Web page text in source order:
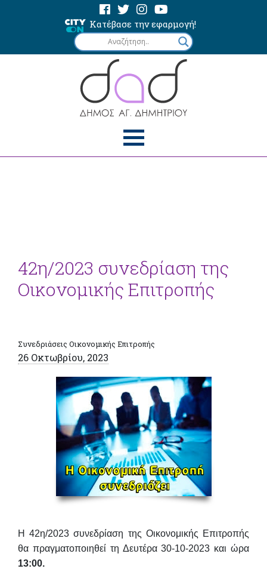
Κατέβασε την εφαρμογή!
42η/2023 συνεδρίαση της
Οικονομικής Επιτροπής
Συνεδριάσεις Οικονομικής Επιτροπής
26 Οκτωβρίου, 2023
Η 42η/2023 συνεδρίαση της Οικονομικής Επιτροπής
θα πραγματοποιηθεί τη Δευτέρα 30-10-2023 καιώρα
13:00.